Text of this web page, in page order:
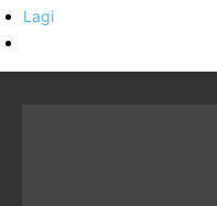
Lagi